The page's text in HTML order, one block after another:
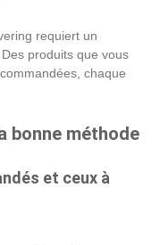
requiert un
produits que vous
chaque
bonne méthode
et ceux à